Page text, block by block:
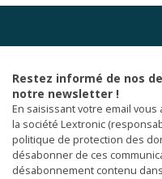
Restez informé de nos
notre newsletter !
En saisissant votre email
la société Lextronic
politique de protection des
désabonner de ces
désabonnement contenu